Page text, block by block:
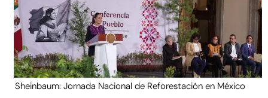
Sheinbaum: Jornada Nacional de Reforestación en México